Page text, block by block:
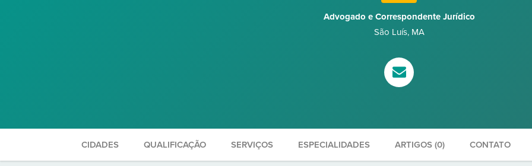
Advogado e Correspondente Jurídico
São Luís, MA
CIDADES QUALIFICAÇÃO SERVIÇOS ESPECIALIDADES ARTIGOS (0) CONTATO